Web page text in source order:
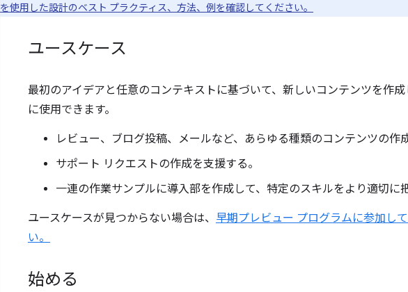
を使用した設計のベスト プラクティス、方法、例を確認してください。
ユースケース
最初のアイデアと任意のコンテキストに基づいて、新しいコンテンツを作
に使用できます。
レビュー、ブログ投稿、メールなど、あらゆる種類のコンテンツの作
サポート リクエストの作成を支援する。
一連の作業サンプルに導入部を作成して、特定のスキルをより適切に
ユースケースが見つからない場合は、 早期プレビュー プログラムに参加し
い。
始める